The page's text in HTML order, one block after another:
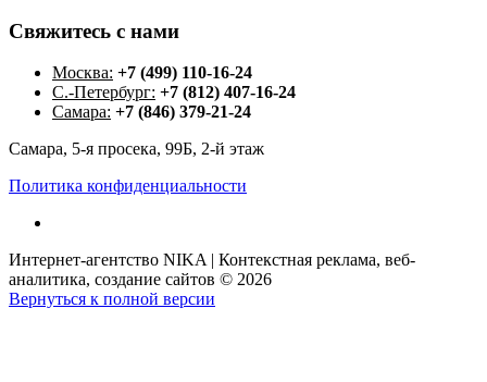
Свяжитесь с нами
Москва: +7 (499) 110-16-24
С.-Петербург: +7 (812) 407-16-24
Самара: +7 (846) 379-21-24
Самара, 5-я просека, 99Б, 2-й этаж
Политика конфиденциальности
Интернет-агентство NIKA | Контекстная реклама, веб-
аналитика, создание сайтов © 2026
Вернуться к полной версии